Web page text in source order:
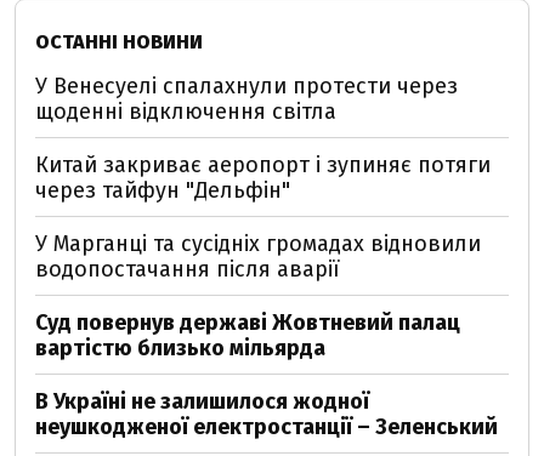
ОСТАННІ НОВИНИ
У Венесуелі спалахнули протести через
щоденні відключення світла
Китай закриває аеропорт і зупиняє потяги
через тайфун "Дельфін"
У Марганці та сусідніх громадах відновили
водопостачання після аварії
Суд повернув державі Жовтневий палац
вартістю близько мільярда
В Україні не залишилося жодної
неушкодженої електростанції – Зеленський